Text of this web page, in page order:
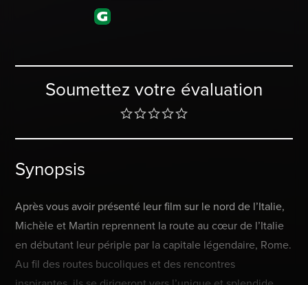
Soumettez votre évaluation
Synopsis
Après vous avoir présenté leur film sur le nord de l’Italie,
Michèle et Martin reprennent la route au cœur de l’Italie
en débutant leur périple par la capitale légendaire, Rome.
Au fil des routes bucoliques et des rencontres